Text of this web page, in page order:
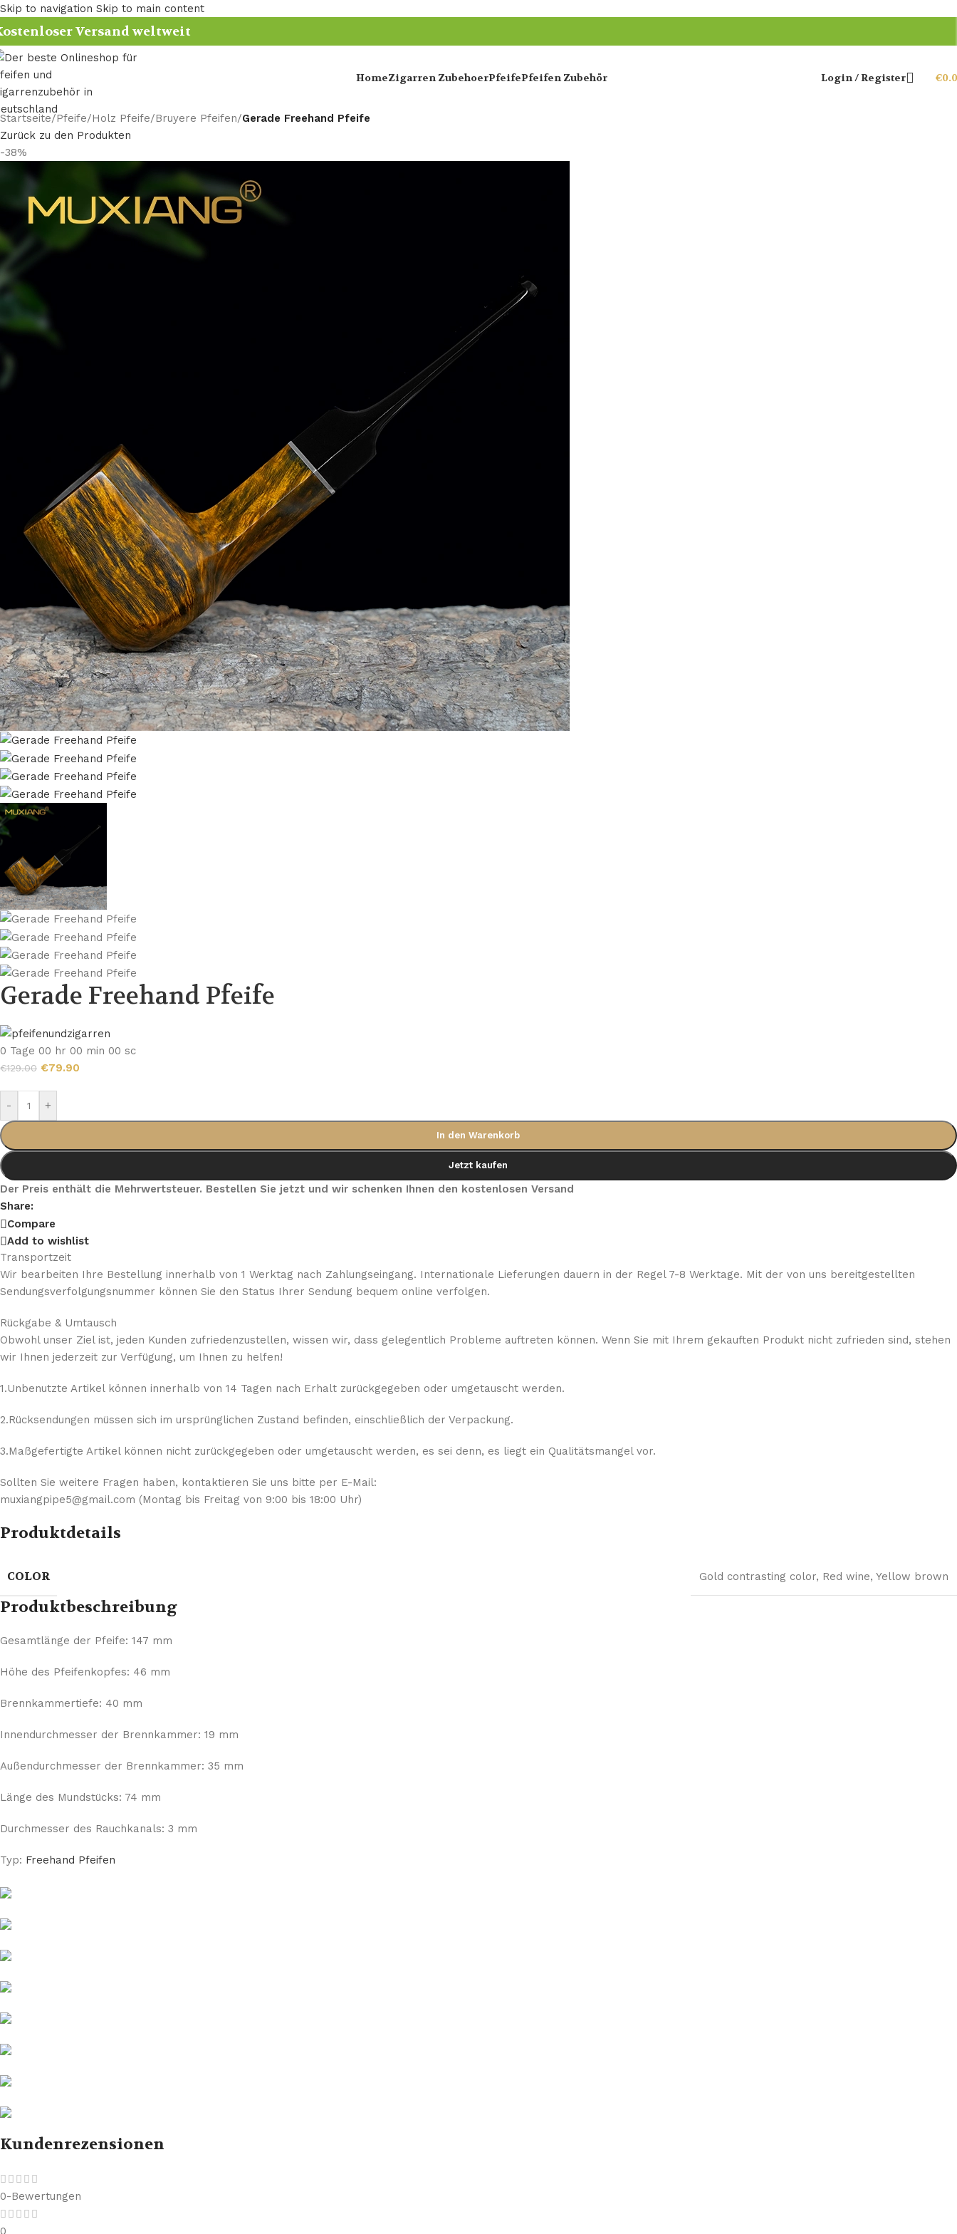
Skip to navigation Skip to main content
Versand weltweit
HomeZigarren ZubehoerPfeifePfeifen Zubehör Login / Register €
Startseite/Pfeife/Holz Pfeife/Bruyere Pfeifen/Gerade Freehand Pfeife
Zurück zu den Produkten
-38%
Gerade Freehand Pfeife
0 Tage 00 hr 00 min 00 sc
€129.00 €79.90
- +
In den Warenkorb
Jetzt kaufen
Der Preis enthält die Mehrwertsteuer. Bestellen Sie jetzt und wir schenken Ihnen den kostenlosen Versand
Share:
Compare
Add to wishlist
Transportzeit
Wir bearbeiten Ihre Bestellung innerhalb von 1 Werktag nach Zahlungseingang. Internationale Lieferungen dauern in der Regel 7-8 Werktage. Mit der von uns bereitgestellten
Sendungsverfolgungsnummer können Sie den Status Ihrer Sendung bequem online verfolgen.
Rückgabe & Umtausch
Obwohl unser Ziel ist, jeden Kunden zufriedenzustellen, wissen wir, dass gelegentlich Probleme auftreten können. Wenn Sie mit Ihrem gekauften Produkt nicht zufrieden sind, stehen
wir Ihnen jederzeit zur Verfügung, um Ihnen zu helfen!
1.Unbenutzte Artikel können innerhalb von 14 Tagen nach Erhalt zurückgegeben oder umgetauscht werden.
2.Rücksendungen müssen sich im ursprünglichen Zustand befinden, einschließlich der Verpackung.
3.Maßgefertigte Artikel können nicht zurückgegeben oder umgetauscht werden, es sei denn, es liegt ein Qualitätsmangel vor.
Sollten Sie weitere Fragen haben, kontaktieren Sie uns bitte per E-Mail:
muxiangpipe5@gmail.com (Montag bis Freitag von 9:00 bis 18:00 Uhr)
Produktdetails
COLOR Gold contrasting color, Red wine, Yellow brown
Produktbeschreibung
Gesamtlänge der Pfeife: 147 mm
Höhe des Pfeifenkopfes: 46 mm
Brennkammertiefe: 40 mm
Innendurchmesser der Brennkammer: 19 mm
Außendurchmesser der Brennkammer: 35 mm
Länge des Mundstücks: 74 mm
Durchmesser des Rauchkanals: 3 mm
Typ: Freehand Pfeifen
Kundenrezensionen
0-Bewertungen
0